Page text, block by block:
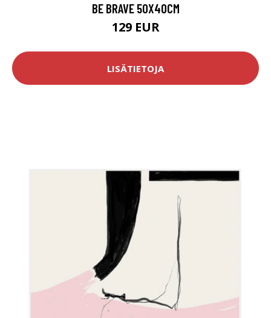
BE BRAVE 50X40CM
129 EUR
LISÄTIETOJA